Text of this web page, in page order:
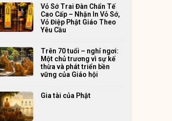
Vỏ Sớ Trai Đàn Chẩn Tế
Cao Cấp – Nhận In Vỏ Sớ,
Vỏ Điệp Phật Giáo Theo
Yêu Cầu
Trên 70 tuổi – nghỉ ngơi:
Một chủ trương vì sự kế
thừa và phát triển bền
vững của Giáo hội
Gia tài của Phật